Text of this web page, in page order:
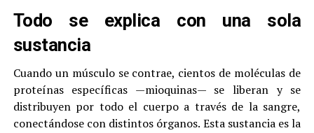
Todo se explica con una sola
sustancia
Cuando un músculo se contrae, cientos de moléculas de
proteínas específicas —mioquinas— se liberan y se
distribuyen por todo el cuerpo a través de la sangre,
conectándose con distintos órganos. Esta sustancia es la